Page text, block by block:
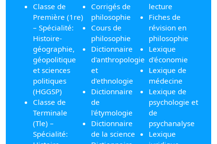
Classe de
Première (1re)
– Spécialité:
Histoire-
géographie,
géopolitique
et sciences
politiques
(HGGSP)
Classe de
Terminale
(Tle) –
Spécialité:
Corrigés de
philosophie
Cours de
philosophie
Dictionnaire
d'anthropologie
et
d'ethnologie
Dictionnaire
de
l'étymologie
Dictionnaire
de la science
lecture
Fiches de
révision en
philosophie
Lexique
d'économie
Lexique de
médecine
Lexique de
psychologie et
de
psychanalyse
Lexique